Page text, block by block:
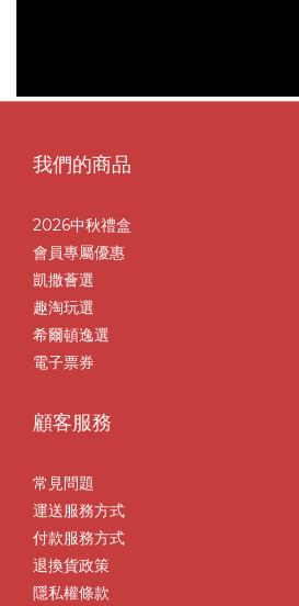
我們的商品
2026中秋禮盒
會員專屬優惠
凱撒薈選
趣淘玩選
希爾頓逸選
電子票券
顧客服務
常見問題
運送服務方式
付款服務方式
退換貨政策
隱私權條款